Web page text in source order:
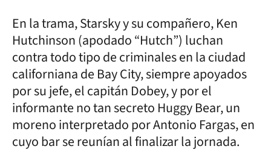
En la trama, Starsky y su compañero, Ken
Hutchinson (apodado “Hutch”) luchan
contra todo tipo de criminales en la ciudad
californiana de Bay City, siempre apoyados
por su jefe, el capitán Dobey, y por el
informante no tan secreto Huggy Bear, un
moreno interpretado por Antonio Fargas, en
cuyo bar se reunían al finalizar la jornada.